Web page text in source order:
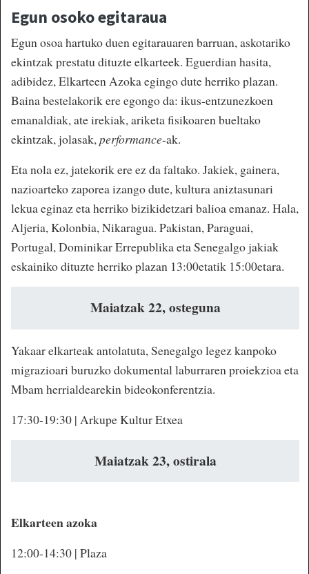
Egun osoko egitaraua
Egun osoa hartuko duen egitarauaren barruan, askotariko
ekintzak prestatu dituzte elkarteek. Eguerdian hasita,
adibidez, Elkarteen Azoka egingo dute herriko plazan.
Baina bestelakorik ere egongo da: ikus-entzunezkoen
emanaldiak, ate irekiak, ariketa fisikoaren bueltako
ekintzak, jolasak,performance-ak.
Eta nola ez, jatekorik ere ez da faltako. Jakiek, gainera,
nazioarteko zaporea izango dute, kultura aniztasunari
lekua eginaz eta herriko bizikidetzari balioa emanaz. Hala,
Aljeria, Kolonbia, Nikaragua. Pakistan, Paraguai,
Portugal, Dominikar Errepublika eta Senegalgo jakiak
eskainiko dituzte herriko plazan 13:00etatik 15:00etara.
Maiatzak 22, osteguna
Yakaar elkarteak antolatuta, Senegalgo legez kanpoko
migrazioari buruzko dokumental laburraren proiekzioa eta
Mbam herrialdearekin bideokonferentzia.
17:30-19:30 | Arkupe Kultur Etxea
Maiatzak 23, ostirala
Elkarteen azoka
12:00-14:30 | Plaza